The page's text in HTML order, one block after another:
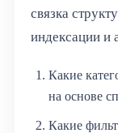
Блог
связка
индексации и
Какие
на основе
Какие